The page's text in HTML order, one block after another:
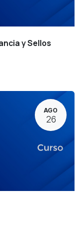
y Sellos
AGO
26